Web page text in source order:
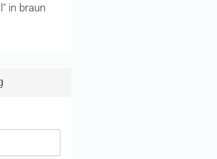
in braun